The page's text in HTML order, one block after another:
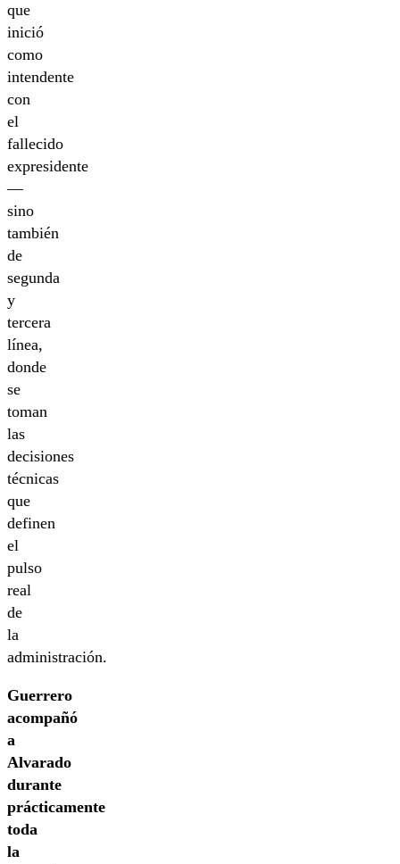
que
inició
como
intendente
con
el
fallecido
expresidente
—
sino
también
de
segunda
y
tercera
línea,
donde
se
toman
las
decisiones
técnicas
que
definen
el
pulso
real
de
la
administración.
Guerrero
acompañó
a
Alvarado
durante
prácticamente
toda
la